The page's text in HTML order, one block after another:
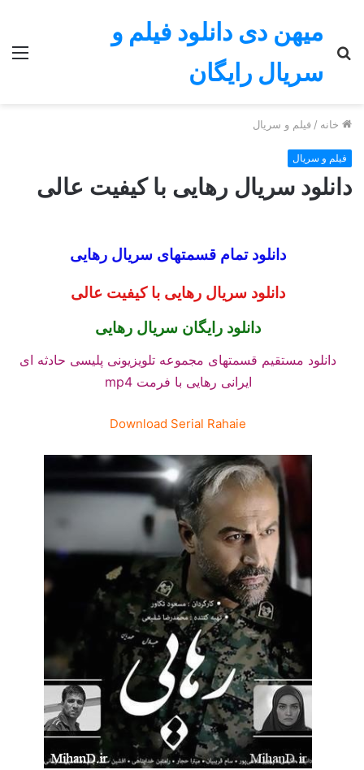
میهن دی دانلود فیلم و
سریال رایگان
جستجو
برای
خانه / فیلم و سریال
فیلم و سریال
دانلود سریال رهایی با کیفیت عالی
دانلود تمام قسمتهای سریال رهایی
دانلود سریال رهایی با کیفیت عالی
دانلود رایگان سریال رهایی
دانلود مستقیم قسمتهای مجموعه تلویزیونی پلیسی حادثه ای
ایرانی رهایی با فرمت mp4
Download Serial Rahaie